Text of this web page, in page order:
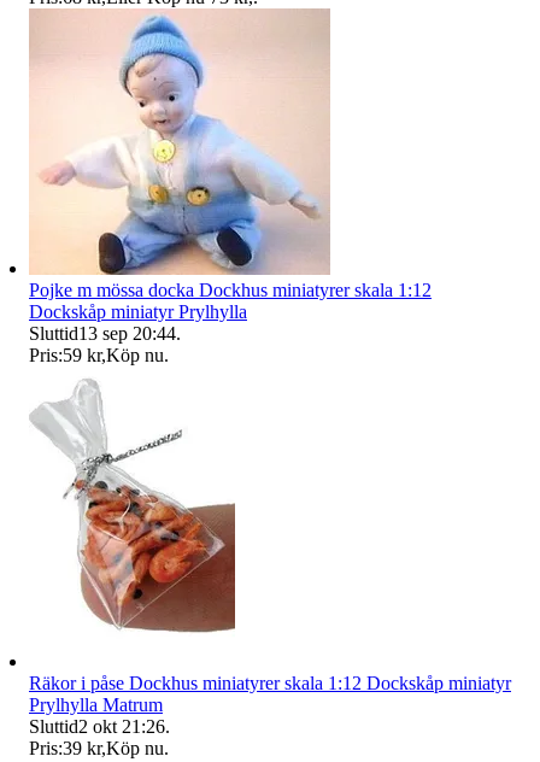
Pojke m mössa docka Dockhus miniatyrer skala 1:12
Dockskåp miniatyr Prylhylla
Sluttid13 sep 20:44.
Pris:59 kr,Köp nu.
Räkor i påse Dockhus miniatyrer skala 1:12 Dockskåp miniatyr
Prylhylla Matrum
Sluttid2 okt 21:26.
Pris:39 kr,Köp nu.